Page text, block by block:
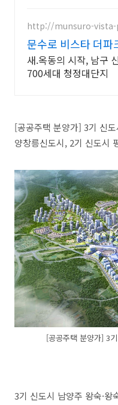
http://munsuro-
문수로 비스타 더파
정
새.옥동의 시작, 남구
700세대 청정대단지
[공공주택 분양가] 3기 신
양창릉신도시, 2기 신도시
[공공주택 분양가] 3
3기 신도시 남양주 왕숙·